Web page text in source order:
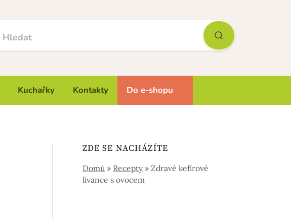
Kuchařky Kontakty Do e-shopu
ZDE SE NACHÁZÍTE
Domů » Recepty »Zdravé kefírové
lívance s ovocem